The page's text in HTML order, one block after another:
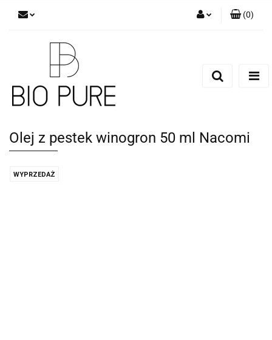
(0)
Olej z pestek winogron 50 ml Nacomi
WYPRZEDAŻ